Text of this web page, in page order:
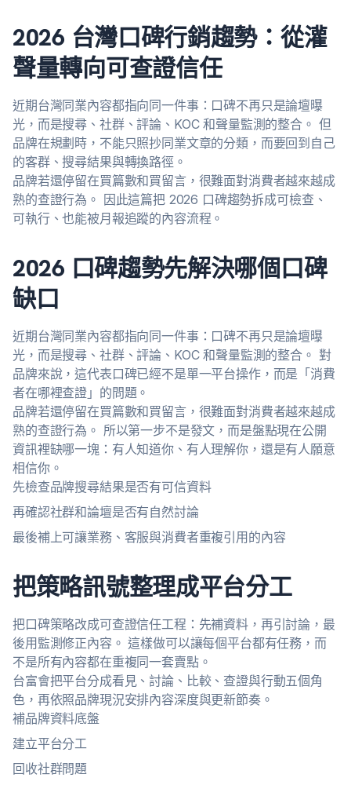
2026 台灣口碑行銷趨勢：從灌
聲量轉向可查證信任
近期台灣同業內容都指向同一件事：口碑不再只是論壇曝
光，而是搜尋、社群、評論、KOC 和聲量監測的整合。 但
品牌在規劃時，不能只照抄同業文章的分類，而要回到自己
的客群、搜尋結果與轉換路徑。
品牌若還停留在買篇數和買留言，很難面對消費者越來越成
熟的查證行為。 因此這篇把 2026 口碑趨勢拆成可檢查、
可執行、也能被月報追蹤的內容流程。
2026 口碑趨勢先解決哪個口碑
缺口
近期台灣同業內容都指向同一件事：口碑不再只是論壇曝
光，而是搜尋、社群、評論、KOC 和聲量監測的整合。 對
品牌來說，這代表口碑已經不是單一平台操作，而是「消費
者在哪裡查證」的問題。
品牌若還停留在買篇數和買留言，很難面對消費者越來越成
熟的查證行為。 所以第一步不是發文，而是盤點現在公開
資訊裡缺哪一塊：有人知道你、有人理解你，還是有人願意
相信你。
先檢查品牌搜尋結果是否有可信資料
再確認社群和論壇是否有自然討論
最後補上可讓業務、客服與消費者重複引用的內容
把策略訊號整理成平台分工
把口碑策略改成可查證信任工程：先補資料，再引討論，最
後用監測修正內容。 這樣做可以讓每個平台都有任務，而
不是所有內容都在重複同一套賣點。
台富會把平台分成看見、討論、比較、查證與行動五個角
色，再依照品牌現況安排內容深度與更新節奏。
補品牌資料底盤
建立平台分工
回收社群問題